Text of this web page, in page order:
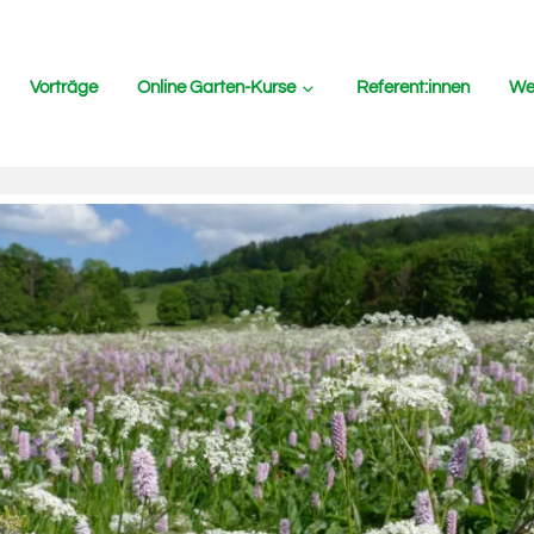
Vorträge Online Garten-Kurse Referent:innen